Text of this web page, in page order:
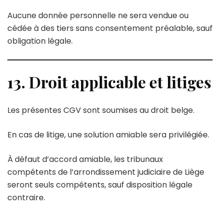
Aucune donnée personnelle ne sera vendue ou
cédée à des tiers sans consentement préalable, sauf
obligation légale.
13. Droit applicable et litiges
Les présentes CGV sont soumises au droit belge.
En cas de litige, une solution amiable sera privilégiée.
À défaut d’accord amiable, les tribunaux
compétents de l’arrondissement judiciaire de Liège
seront seuls compétents, sauf disposition légale
contraire.